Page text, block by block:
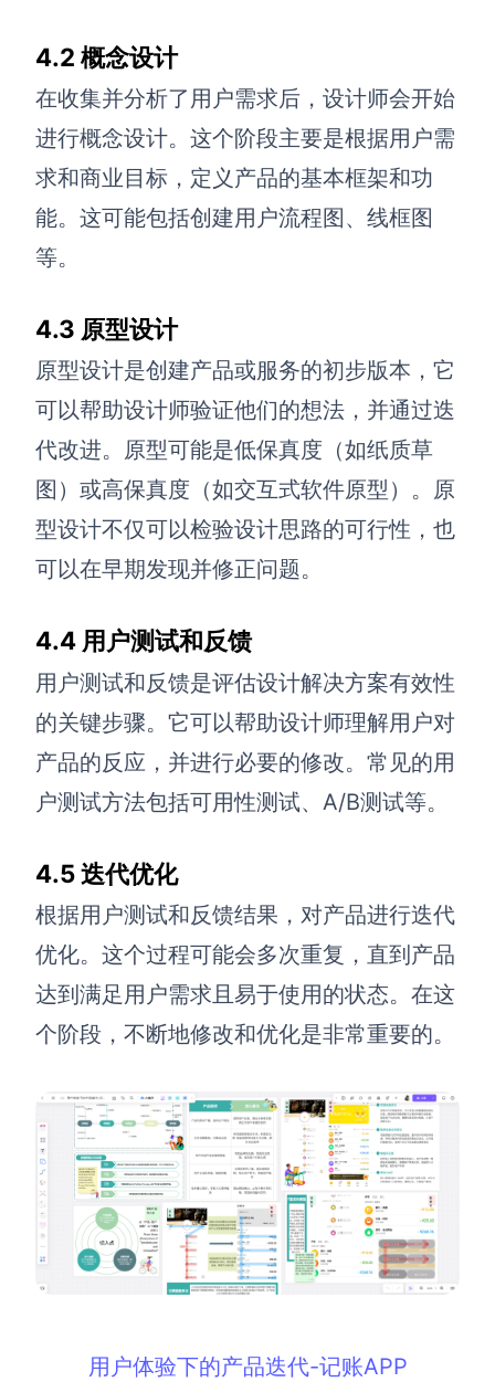
4.2 概念设计
在收集并分析了用户需求后，设计师会开始
进行概念设计。这个阶段主要是根据用户需
求和商业目标，定义产品的基本框架和功
能。这可能包括创建用户流程图、线框图
等。
4.3 原型设计
原型设计是创建产品或服务的初步版本，它
可以帮助设计师验证他们的想法，并通过迭
代改进。原型可能是低保真度（如纸质草
图）或高保真度（如交互式软件原型）。原
型设计不仅可以检验设计思路的可行性，也
可以在早期发现并修正问题。
4.4 用户测试和反馈
用户测试和反馈是评估设计解决方案有效性
的关键步骤。它可以帮助设计师理解用户对
产品的反应，并进行必要的修改。常见的用
户测试方法包括可用性测试、A/B测试等。
4.5 迭代优化
根据用户测试和反馈结果，对产品进行迭代
优化。这个过程可能会多次重复，直到产品
达到满足用户需求且易于使用的状态。在这
个阶段，不断地修改和优化是非常重要的。
用户体验下的产品迭代-记账APP